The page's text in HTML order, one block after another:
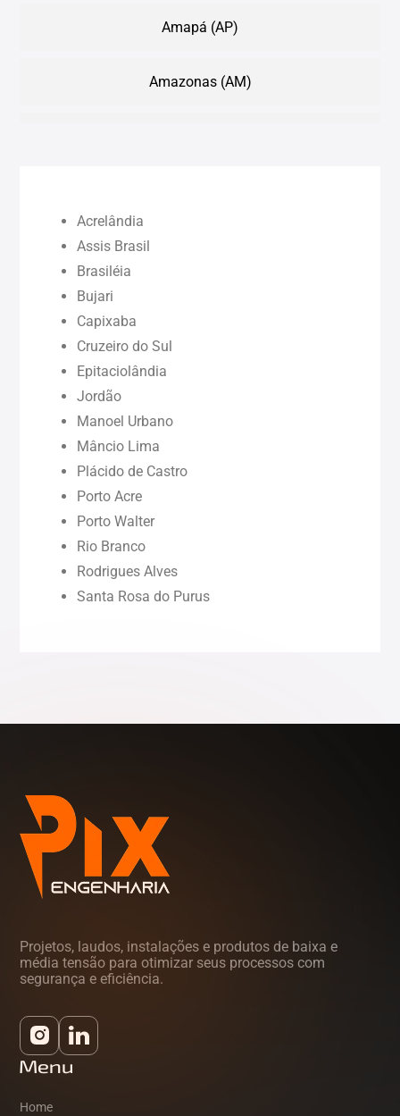
Amapá (AP)
Amazonas (AM)
Paraíba (PB)
Piauí (PI)
Rondônia (RO)
Roraima (RR)
Acrelândia
Assis Brasil
Brasiléia
Bujari
Capixaba
Cruzeiro do Sul
Epitaciolândia
Jordão
Manoel Urbano
Mâncio Lima
Plácido de Castro
Porto Acre
Porto Walter
Rio Branco
Rodrigues Alves
Santa Rosa do Purus
Projetos, laudos, instalações e produtos de baixa e
média tensão para otimizar seus processos com
segurança e eficiência.
Menu
Home